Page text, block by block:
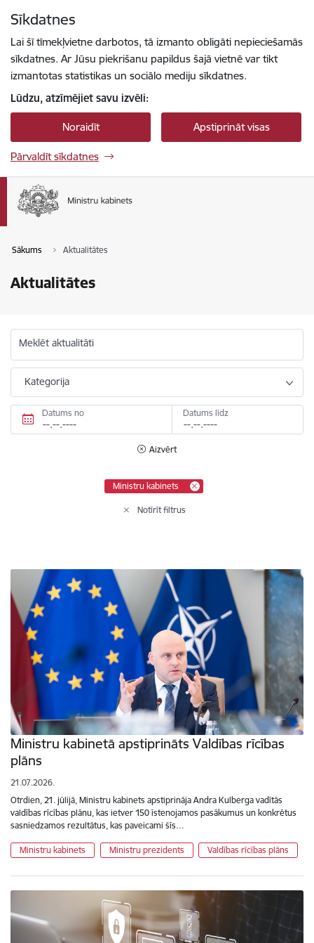
Sīkdatnes
Lai šī tīmekļvietne darbotos, tā izmanto obligāti nepieciešamās
sīkdatnes. Ar Jūsu piekrišanu papildus šajā vietnē var tikt
izmantotas statistikas un sociālo mediju sīkdatnes.
Lūdzu, atzīmējiet savu izvēli:
Noraidīt Apstiprināt visas
Pārvaldīt sīkdatnes
Sākums Aktualitātes
Aktualitātes
Meklēt aktualitāti
Kategorija
Datums no Datums līdz
Aizvērt
Ministru kabinets
Notīrīt filtrus
Ministru kabinetā apstiprināts Valdības rīcības
plāns
21.07.2026.
Otrdien, 21. jūlijā, Ministru kabinets apstiprināja Andra Kulberga vadītās
valdības rīcības plānu, kas ietver 150 īstenojamos pasākumus un konkrētus
sasniedzamos rezultātus, kas paveicami šīs…
Ministru kabinets Ministru prezidents Valdības rīcības plāns